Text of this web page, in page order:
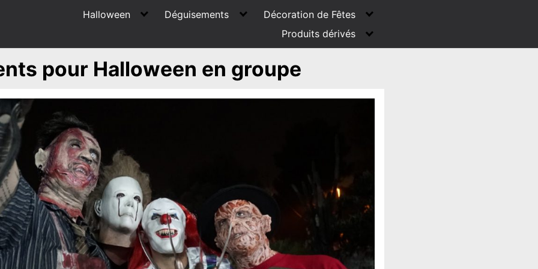
Halloween Déguisements
Décoration de Fêtes
Produits dérivés
pour Halloween en groupe